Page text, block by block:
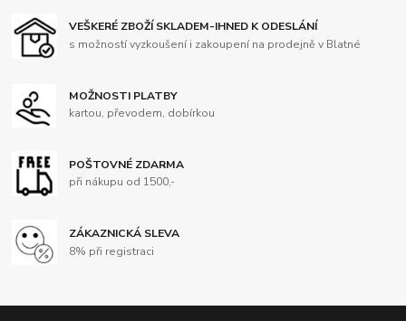
VEŠKERÉ ZBOŽÍ SKLADEM-IHNED K ODESLÁNÍ
s možností vyzkoušení i zakoupení na prodejně v Blatné
MOŽNOSTI PLATBY
kartou, převodem, dobírkou
POŠTOVNÉ ZDARMA
při nákupu od 1500,-
ZÁKAZNICKÁ SLEVA
8% při registraci